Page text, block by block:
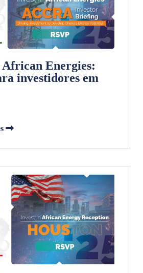
Energies:
investidores em